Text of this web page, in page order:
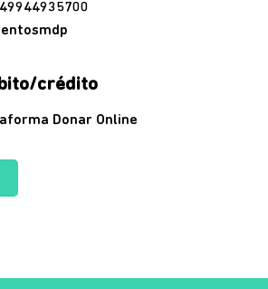
crédito
Donar Online